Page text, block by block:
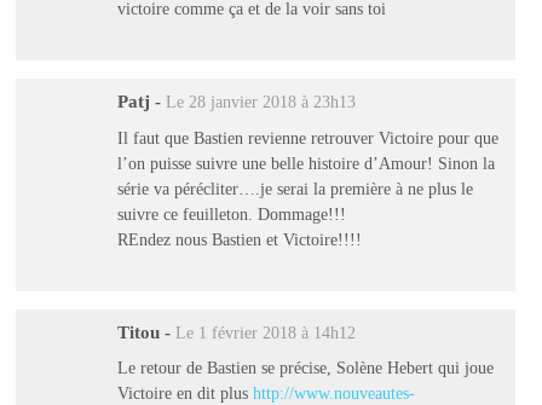
victoire comme ça et de la voir sans toi
Patj - Le 28 janvier 2018 à 23h13
Il faut que Bastien revienne retrouver Victoire pour que
l’on puisse suivre une belle histoire d’Amour! Sinon la
série va pérécliter….je serai la première à ne plus le
suivre ce feuilleton. Dommage!!!
REndez nous Bastien et Victoire!!!!
Titou - Le 1 février 2018 à 14h12
Le retour de Bastien se précise, Solène Hebert qui joue
Victoire en dit plus http://www.nouveautes-